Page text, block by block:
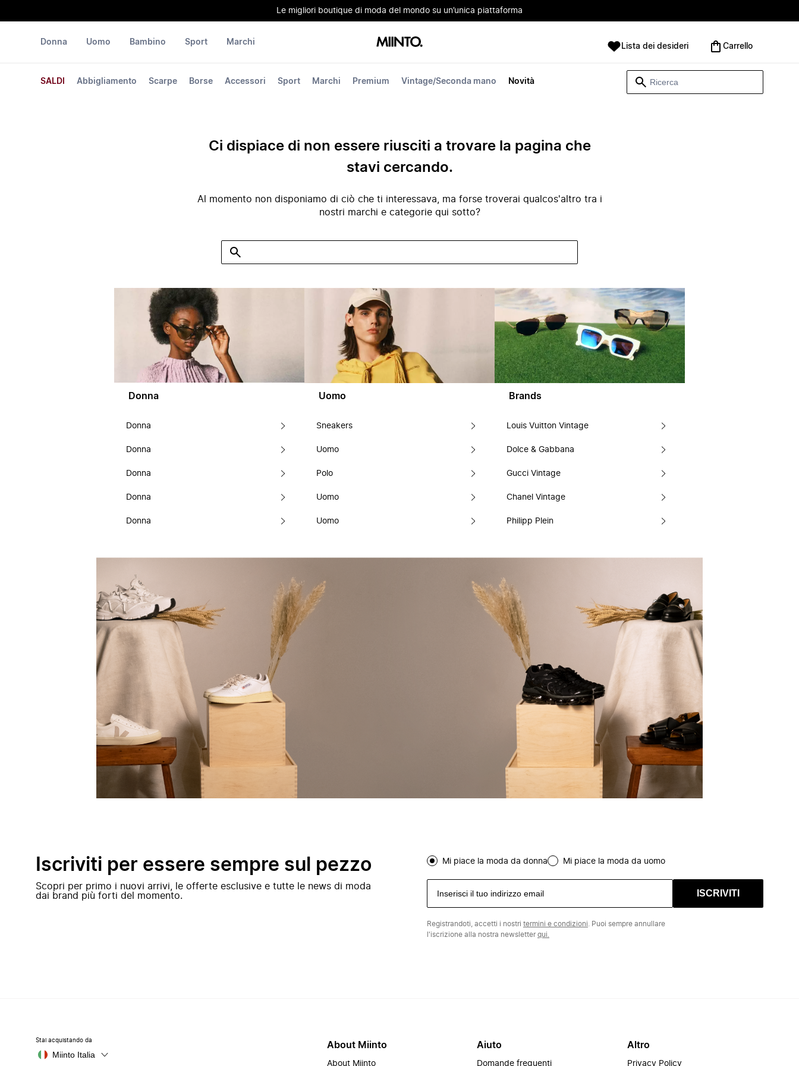
Le migliori boutique di moda del mondo su un’unica piattaforma
Donna
SALDI Abbigliamento Scarpe Borse Accessori Sport Marchi Premium Vintage/Seconda mano Novità
Uomo Bambino Sport Marchi Lista dei desideri Carrello
Ci dispiace di non essere riusciti a trovare la pagina che
stavi cercando.
Al momento non disponiamo di ciò che ti interessava, ma forse troverai qualcos'altro tra i
nostri marchi e categorie qui sotto?
Donna
Donna
Donna
Donna
Donna
Donna
Uomo
Sneakers
Uomo
Polo
Uomo
Uomo
Brands
Louis Vuitton Vintage
Dolce & Gabbana
Gucci Vintage
Chanel Vintage
Philipp Plein
Iscriviti per essere sempre sul pezzo
Scopri per primo i nuovi arrivi, le offerte esclusive e tutte le news di moda
dai brand più forti del momento.
Mi piace la moda da donna Mi piace la moda da uomo
ISCRIVITI
Registrandoti, accetti i nostri termini e condizioni . Puoi sempre annullare
l'iscrizione alla nostra newsletterqui.
Stai acquistando da
Miinto Italia
About Miinto
About Miinto
Aiuto
Domande frequenti
Altro
Privacy Policy